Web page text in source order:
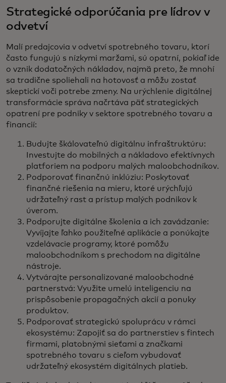
Strategické odporúčania pre lídrov v
odvetví
Malí predajcovia v odvetví spotrebného tovaru, ktorí
často fungujú s nízkymi maržami, sú opatrní, pokiaľ ide
o vznik dodatočných nákladov, najmä preto, že mnohí
sa tradične spoliehali na hotovosť a môžu zostať
skeptickí voči potrebe zmeny. Na urýchlenie digitálnej
transformácie správa načrtáva päť strategických
opatrení pre podniky v sektore spotrebného tovaru a
financií:
Budujte škálovateľnú digitálnu infraštruktúru:
Investujte do mobilných a nákladovo efektívnych
platforiem na podporu malých maloobchodníkov.
Podporovať finančnú inklúziu: Poskytovať
finančné riešenia na mieru, ktoré urýchľujú
udržateľný rast a prístup malých podnikov k
úverom.
Podporujte digitálne školenia a ich zavádzanie:
Vyvíjajte ľahko použiteľné aplikácie a ponúkajte
vzdelávacie programy, ktoré pomôžu
maloobchodníkom s prechodom na digitálne
nástroje.
Vytvárajte personalizované maloobchodné
partnerstvá: Využite umelú inteligenciu na
prispôsobenie propagačných akcií a ponuky
produktov.
Podporovať strategickú spoluprácu v rámci
ekosystému: Zapojiť sa do partnerstiev s fintech
firmami, platobnými sieťami a značkami
spotrebného tovaru s cieľom vybudovať
udržateľný ekosystém digitálnych platieb.